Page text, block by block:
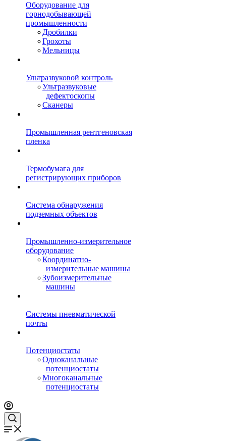
Оборудование для
горнодобывающей
промышленности
Дробилки
Грохоты
Мельницы
Ультразвуковой контроль
Ультразвуковые
дефектоскопы
Сканеры
Промышленная рентгеновская
пленка
Термобумага для
регистрирующих приборов
Система обнаружения
подземных объектов
Промышленно-измерительное
оборудование
Координатно-
измерительные машины
Зубоизмерительные
машины
Системы пневматической
почты
Потенциостаты
Одноканальные
потенциостаты
Многоканальные
потенциостаты